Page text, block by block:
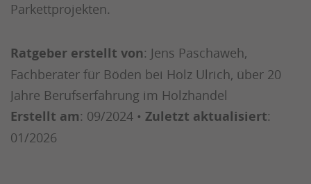
Parkettprojekten.
Ratgeber erstellt von: Jens Paschaweh,
Fachberater für Böden bei Holz Ulrich, über 20
Jahre Berufserfahrung im Holzhandel
Erstellt am: 09/2024 • Zuletzt aktualisiert:
01/2026